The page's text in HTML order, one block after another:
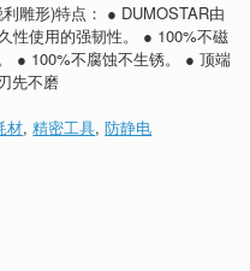
雕形)特点： ● DUMOSTAR由
性使用的强韧性。 ● 100%不磁
● 100%不腐蚀不生锈。 ● 顶端
先不磨
材,精密工具,防静电